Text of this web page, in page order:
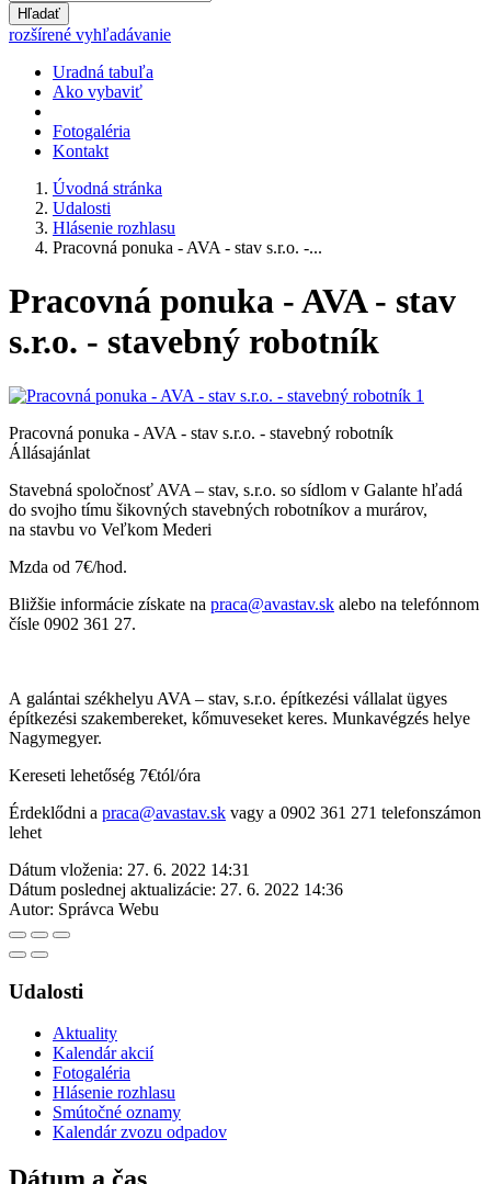
Hľadať
rozšírené vyhľadávanie
Uradná tabuľa
Ako vybaviť
Fotogaléria
Kontakt
Úvodná stránka
Udalosti
Hlásenie rozhlasu
Pracovná ponuka - AVA - stav s.r.o. -...
Pracovná ponuka - AVA - stav
s.r.o. - stavebný robotník
Pracovná ponuka - AVA - stav s.r.o. - stavebný robotník
Állásajánlat
Stavebná spoločnosť AVA – stav, s.r.o. so sídlom v Galante hľadá
do svojho tímu šikovných stavebných robotníkov a murárov,
na stavbu vo Veľkom Mederi
Mzda od 7€/hod.
Bližšie informácie získate na praca@avastav.sk alebo na telefónnom
čísle 0902 361 27.
A galántai székhelyu AVA – stav, s.r.o. építkezési vállalat ügyes
építkezési szakembereket, kőmuveseket keres. Munkavégzés helye
Nagymegyer.
Kereseti lehetőség 7€tól/óra
Érdeklődni a praca@avastav.sk vagy a 0902 361 271 telefonszámon
lehet
Dátum vloženia: 27. 6. 2022 14:31
Dátum poslednej aktualizácie: 27. 6. 2022 14:36
Autor: Správca Webu
Udalosti
Aktuality
Kalendár akcií
Fotogaléria
Hlásenie rozhlasu
Smútočné oznamy
Kalendár zvozu odpadov